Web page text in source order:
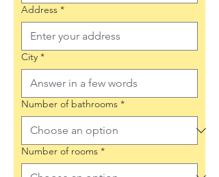
Address *
City *
Number of bathrooms *
Number of rooms *